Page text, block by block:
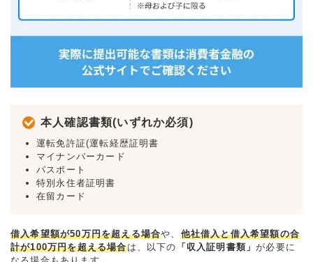
本人確認書類(いずれか必須)
運転免許証(運転経歴証明書
マイナンバーカード
パスポート
特別永住者証明書
在留カード
借入希望額が50万円を超える場合や、 他社借入と借入希望額の合
計が100万円を超える場合は、以下の 「収入証明書類」が必要に